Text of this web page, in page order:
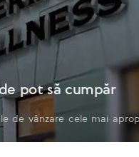
pot să cumpăr
de vânzare cele mai